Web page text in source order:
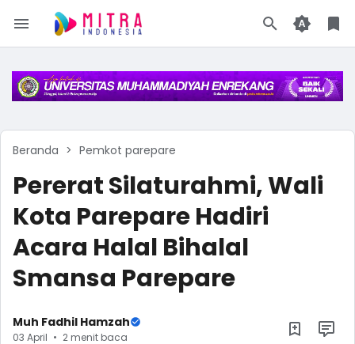
Beranda Pemkot parepare
Pererat Silaturahmi, Wali
Kota Parepare Hadiri
Acara Halal Bihalal
Smansa Parepare
Muh Fadhil Hamzah
03 April 2 menit baca